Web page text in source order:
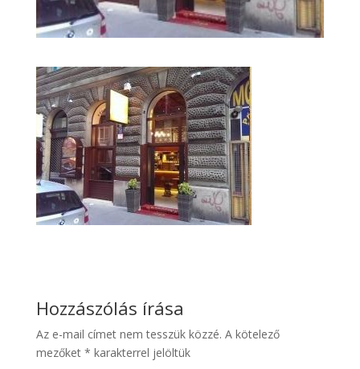
Hozzászólás írása
Az e-mail címet nem tesszük közzé. A kötelező
mezőket * karakterrel jelöltük